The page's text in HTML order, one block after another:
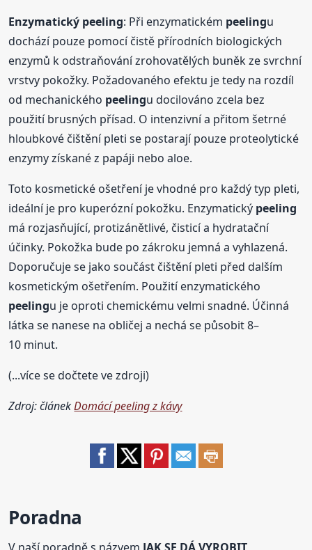
Enzymatický peeling: Při enzymatickém peelingu
dochází pouze pomocí čistě přírodních biologických
enzymů k odstraňování zrohovatělých buněk ze svrchní
vrstvy pokožky. Požadovaného efektu je tedy na rozdíl
od mechanického peelingu docilováno zcela bez
použití brusných přísad. O intenzivní a přitom šetrné
hloubkové čištění pleti se postarají pouze proteolytické
enzymy získané z papáji nebo aloe.
Toto kosmetické ošetření je vhodné pro každý typ pleti,
ideální je pro kuperózní pokožku. Enzymatický peeling
má rozjasňující, protizánětlivé, čisticí a hydratační
účinky. Pokožka bude po zákroku jemná a vyhlazená.
Doporučuje se jako součást čištění pleti před dalším
kosmetickým ošetřením. Použití enzymatického
peelingu je oproti chemickému velmi snadné. Účinná
látka se nanese na obličej a nechá se působit 8–
10 minut.
(...více se dočtete ve zdroji)
Zdroj: článekDomácí peeling z kávy
Poradna